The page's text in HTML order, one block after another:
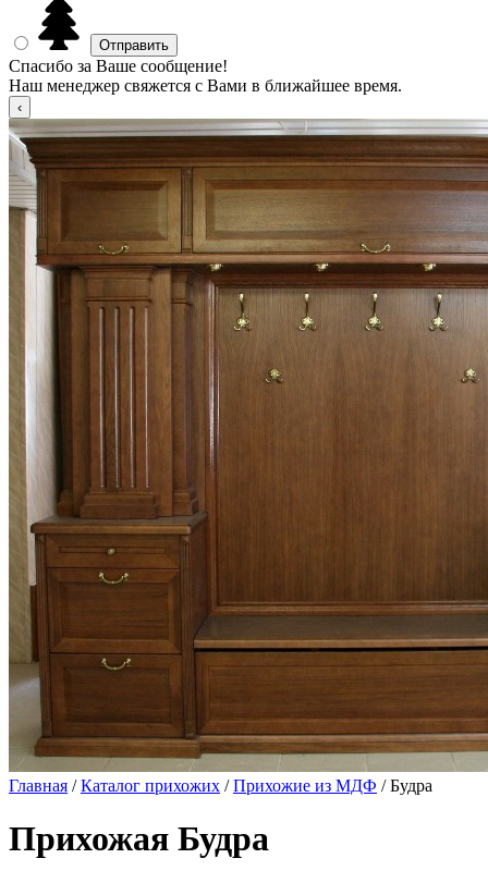
Спасибо за Ваше сообщение!
Наш менеджер свяжется с Вами в ближайшее время.
Главная /Каталог прихожих /Прихожие из МДФ / Будра
Прихожая Будра